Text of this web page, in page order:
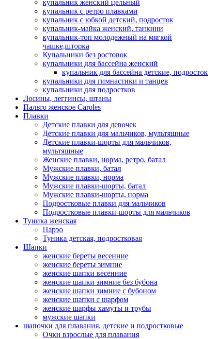
купальник женский цельный
купальник с ретро плавками
купальник с юбкой детский, подросток
купальник-майка женский, танкини
купальник-топ молодежный на мягкой
чашке,шторка
Купальники без ростовок
купальники для бассейна женский
купальник для бассейна детские, подросток
купальники для гимнастики и танцев
купальники для подростков
Лосины, леггинсы, штаны
Пальто женское Caroles
Плавки
Детские плавки для девочек
Детские плавки для мальчиков, мультяшные
Детские плавки-шорты для мальчиков,
мультяшные
Женские плавки, норма, ретро, батал
Мужские плавки, батал
Мужские плавки, норма
Мужские плавки-шорты, батал
Мужские плавки-шорты, норма
Подростковые плавки для мальчиков
Подростковые плавки-шорты для мальчиков
Туникa женская
Парэо
Туника детская, подростковая
Шапки
женские береты весенние
женские береты зимние
женские шапки весенние
женские шапки зимние без бубона
женские шапки зимние с бубоном
женские шапки с шарфом
женские шарфы хамуты и трубы
мужские шапки
шапочки для плавания, детские и подростковые
Очки взрослые для плавания